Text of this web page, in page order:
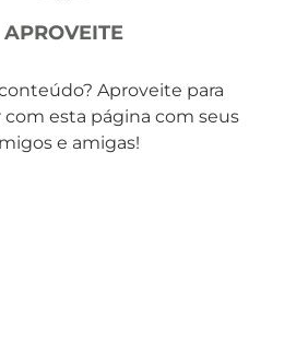
APROVEITE
Aproveite para
esta página com seus
e amigas!